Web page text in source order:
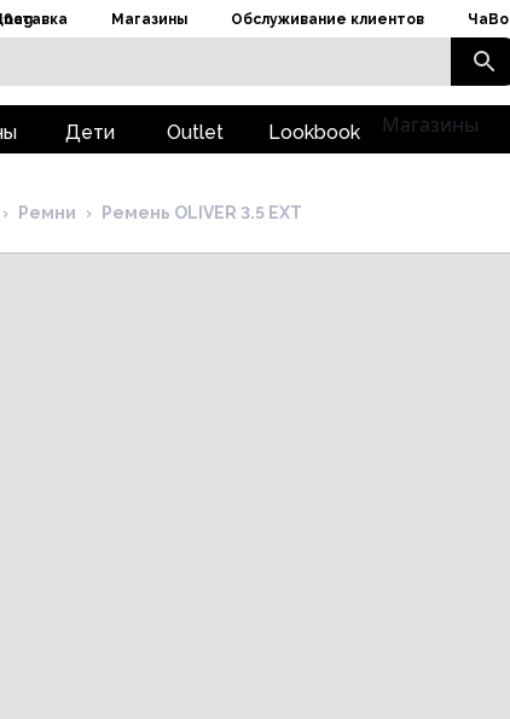
Магазины Обслуживание клиентов ЧаВо
Дети Outlet Lookbook Магазины
› Ремни › Ремень OLIVER 3.5 EXT